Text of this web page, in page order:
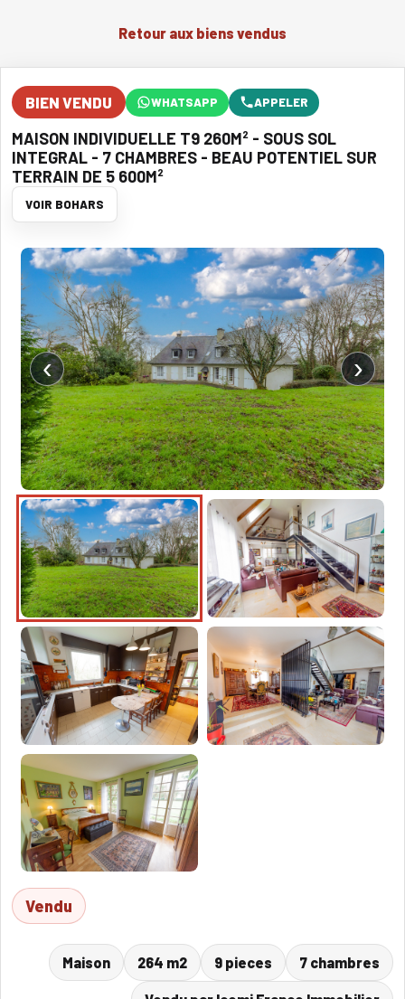
Retour aux biens vendus
BIEN VENDU WHATSAPP APPELER
MAISON INDIVIDUELLE T9 260M² - SOUS SOL
INTEGRAL - 7 CHAMBRES - BEAU POTENTIEL SUR
TERRAIN DE 5 600M²
VOIR BOHARS
‹ ›
Vendu
Maison 264 m2 9 pieces 7 chambres